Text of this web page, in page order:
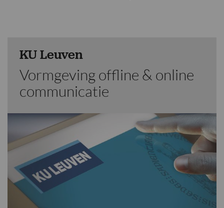
KU Leuven
Vormgeving offline & online
communicatie